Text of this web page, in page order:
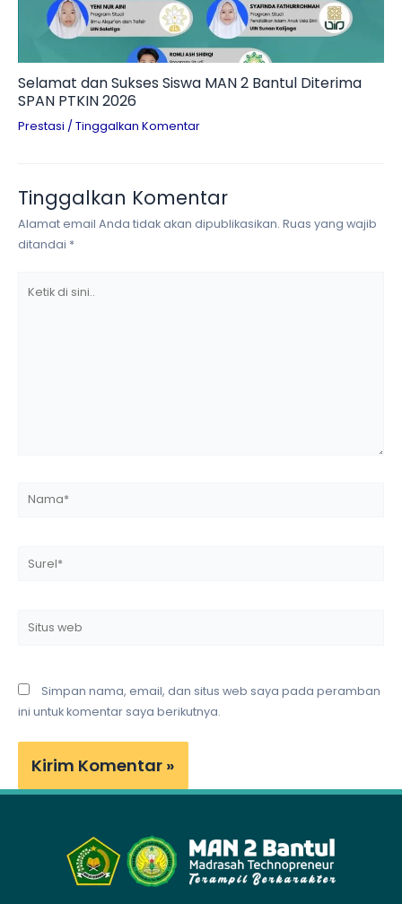
Selamat dan Sukses Siswa MAN 2 Bantul Diterima
SPAN PTKIN 2026
Prestasi / Tinggalkan Komentar
Tinggalkan Komentar
Alamat email Anda tidak akan dipublikasikan. Ruas yang wajib
ditandai *
Nama*
Situs
Simpan nama, email, dan situs web saya pada peramban
ini untuk komentar saya berikutnya.